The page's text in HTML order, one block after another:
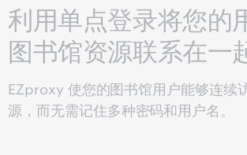
利用单点登录将您的
图书馆资源联系在一
EZproxy 使您的图书馆用户能够连续
源，而无需记住多种密码和用户名。